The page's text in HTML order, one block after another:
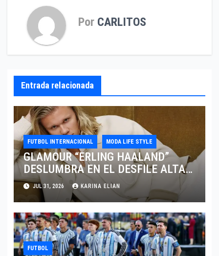
Por CARLITOS
Entrada relacionada
FUTBOL INTERNACIONAL MODA LIFE STYLE
GLAMOUR “ERLING HAALAND”
DESLUMBRA EN EL DESFILE ALTA
SARTORIA DE DOLCE & GABBANA
TRAS EL MUNDIAL 2026
JUL 31, 2026 KARINA ELIAN
FUTBOL